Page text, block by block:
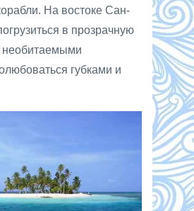
На востоке Сан-
в прозрачную
необитаемыми
губками и